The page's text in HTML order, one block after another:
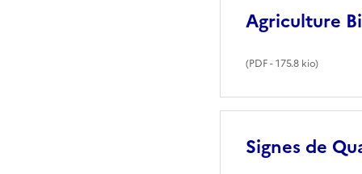
Agriculture
(PDF- 175.8 kio)
Signes de